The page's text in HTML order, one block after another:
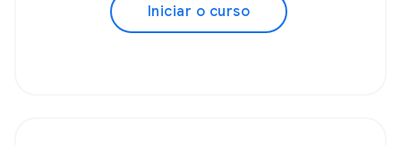
Iniciar o curso